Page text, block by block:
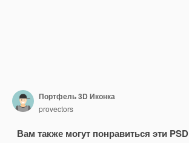
Портфель 3D Иконка
provectors
Вам также могут понравиться эти PSD